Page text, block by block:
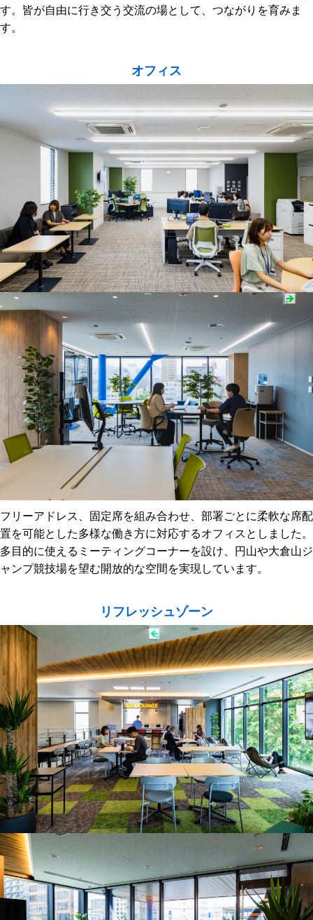
す。皆が自由に行き交う交流の場として、つながりを育みま
す。
オフィス
フリーアドレス、固定席を組み合わせ、部署ごとに柔軟な席配
置を可能とした多様な働き方に対応するオフィスとしました。
多目的に使えるミーティングコーナーを設け、円山や大倉山ジ
ャンプ競技場を望む開放的な空間を実現しています。
リフレッシュゾーン